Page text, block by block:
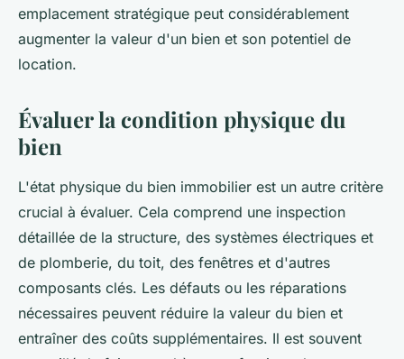
emplacement stratégique peut considérablement
augmenter la valeur d'un bien et son potentiel de
location.
Évaluer la condition physique du
bien
L'état physique du bien immobilier est un autre critère
crucial à évaluer. Cela comprend une inspection
détaillée de la structure, des systèmes électriques et
de plomberie, du toit, des fenêtres et d'autres
composants clés. Les défauts ou les réparations
nécessaires peuvent réduire la valeur du bien et
entraîner des coûts supplémentaires. Il est souvent